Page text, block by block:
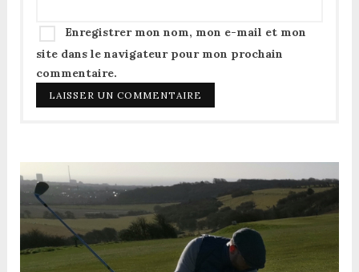
Enregistrer mon nom, mon e-mail et mon
site dans le navigateur pour mon prochain
commentaire.